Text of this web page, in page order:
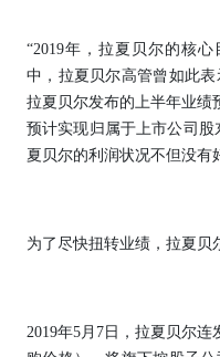
“2019年，拉夏贝尔的核
中，拉夏贝尔高管曾如此
拉夏贝尔发布的上半年业绩
预计实现归属于上市公司股
夏贝尔的利润状况不但没有
为了尽快扭转业绩，拉夏贝
2019年5月7日，拉夏贝尔